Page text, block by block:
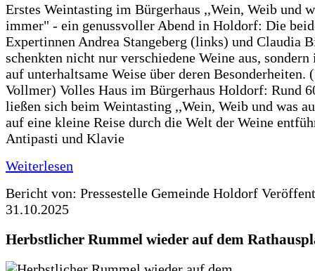
Erstes Weintasting im Bürgerhaus ,,Wein, Weib und
immer" - ein genussvoller Abend in Holdorf: Die
Expertinnen Andrea Stangeberg (links) und Claudia
schenkten nicht nur verschiedene Weine aus,
auf unterhaltsame Weise über deren Besonderheiten.
Vollmer) Volles Haus im Bürgerhaus Holdorf: Rund
ließen sich beim Weintasting ,,Wein, Weib und was
auf eine kleine Reise durch die Welt der Weine
Antipasti und Klavie
Weiterlesen
Bericht von: Pressestelle Gemeinde Holdorf
31.10.2025
Herbstlicher Rummel wieder auf dem